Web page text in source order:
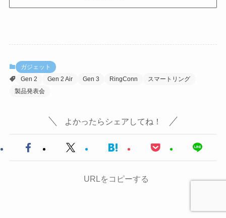
ガジェット
Gen 2
Gen 2 Air Gen 3 RingConn
スマートリング
製品発表会
よかったらシェアしてね！
URLをコピーする